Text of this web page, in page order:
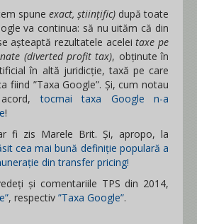
spune exact, științific) după toate
va continua: să nu uităm că din
așteaptă rezultatele aceleitaxe pe
(diverted profit tax), obținute în
în altă juridicție, taxă pe care
fiind ”Taxa Google”. Și, cum notau
acord,tocmai taxa Google n-a
!
fi zis Marele Brit. Și, apropo, la
cea mai bună definiție populară a
din transfer pricing!
și comentariile TPS din 2014,
, respectiv ”Taxa Google”.